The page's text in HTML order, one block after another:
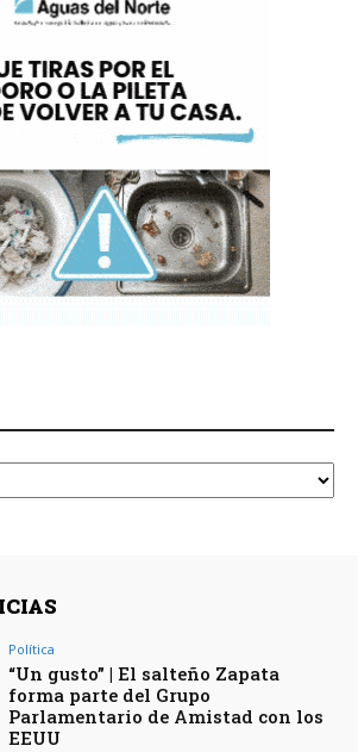
Política
“Un gusto” | El salteño Zapata
forma parte del Grupo
Parlamentario de Amistad con los
EEUU